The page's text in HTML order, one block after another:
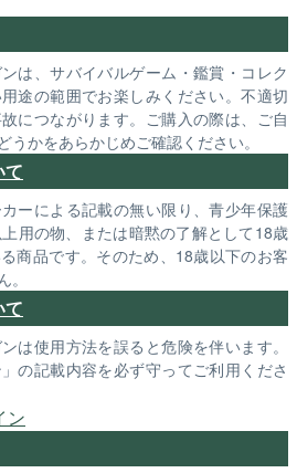
は、サバイバルゲーム・鑑賞・コレク
途の範囲でお楽しみください。不適切
につながります。ご購入の際は、ご自
かをあらかじめご確認ください。
て
ーによる記載の無い限り、青少年保護
用の物、または暗黙の了解として18歳
商品です。そのため、18歳以下のお客
て
は使用方法を誤ると危険を伴います。
の記載内容を必ず守ってご利用くださ
ン